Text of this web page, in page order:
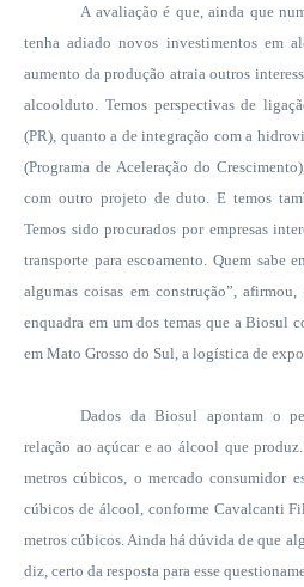
A avaliação é que, ainda que
tenha adiado novos investimentos em
aumento da produção atraia outros
alcoolduto. Temos perspectivas de
(PR), quanto a de integração com a
(Programa de Aceleração do
com outro projeto de duto. E temos
Temos sido procurados por empresas
transporte para escoamento. Quem sabe
algumas coisas em construção”,
enquadra em um dos temas que a Biosul
em Mato Grosso do Sul, a logística de
Dados da Biosul apontam o
relação ao açúcar e ao álcool que
metros cúbicos, o mercado consumidor
cúbicos de álcool, conforme Cavalcanti
metros cúbicos. Ainda há dúvida de que
diz, certo da resposta para esse